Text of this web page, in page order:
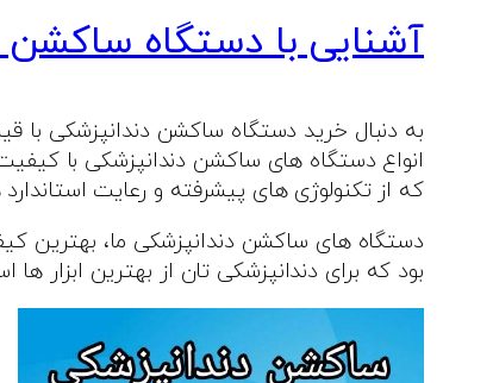
آشنایی با دستگاه
به دنبال خرید دستگاه ساکشن دندانپزشکی با
انواع دستگاه‌ های ساکشن دندانپزشکی با
که از تکنولوژی‌ های پیشرفته و رعایت
دستگاه‌ های ساکشن دندانپزشکی ما، بهترین
بود که برای دندانپزشکی‌ تان از بهترین ابزار ها